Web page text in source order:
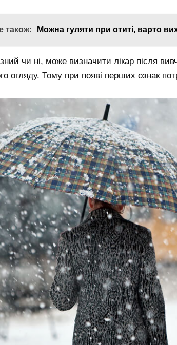
також: Можна гуляти при отиті, варто
чи ні, може визначити лікар після
огляду. Тому при появі перших ознак